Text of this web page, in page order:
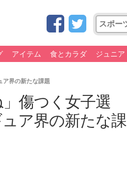
アイテム 食とカラダ ジュニア
界の新たな課題
傷つく女子選
ア界の新たな課